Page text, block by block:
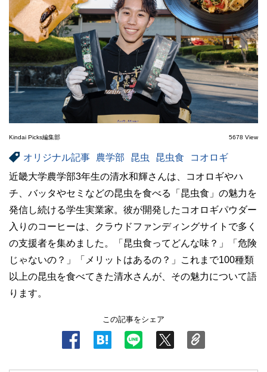
Kindai Picks編集部 5678 View
オリジナル記事 農学部 昆虫 昆虫食
コオロギ
近畿大学農学部3年生の清水和輝さんは、コオロギやハ
チ、バッタやセミなどの昆虫を食べる「昆虫食」の魅力を
発信し続ける学生実業家。彼が開発したコオロギパウダー
入りのコーヒーは、クラウドファンディングサイトで多く
の支援者を集めました。「昆虫食ってどんな味？」「危険
じゃないの？」「メリットはあるの？」これまで100種類
以上の昆虫を食べてきた清水さんが、その魅力について語
ります。
この記事をシェア